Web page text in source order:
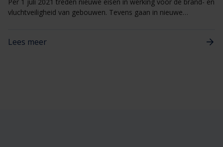
vluchtveiligheid van gebouwen. Tevens gaan in nieuwe
Lees meer